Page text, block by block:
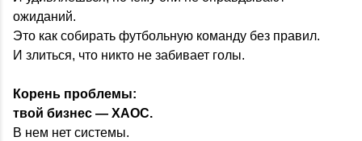
ожиданий.
Это как собирать футбольную команду без правил.
И злиться, что никто не забивает голы.
Корень проблемы:
твой бизнес — ХАОС.
В нем нет системы.